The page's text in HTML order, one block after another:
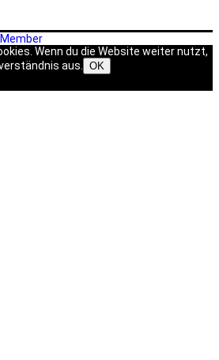
Wenn du die Website weiter nutzt,
aus.
OK